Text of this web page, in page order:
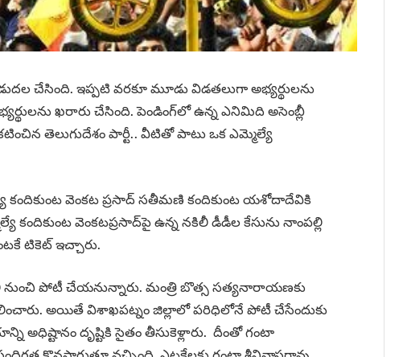
చేసింది. ఇప్పటి వరకూ మూడు విడతలుగా అభ్యర్థులను
ఖరారు చేసింది. పెండింగ్‌లో ఉన్న ఎనిమిది అసెంబ్లీ
తెలుగుదేశం పార్టీ.. వీటితో పాటు ఒక ఎమ్మెల్యే
వెంకట ప్రసాద్ సతీమణి కందికుంట యశోదాదేవికి
వెంకటప్రసాద్‌పై ఉన్న నకిలీ డీడీల కేసును నాంపల్లి
టికెట్ ఇచ్చారు.
పోటీ చేయనున్నారు. మంత్రి బొత్స సత్యనారాయణకు
అయితే విశాఖపట్నం జిల్లాలో పరిధిలోనే పోటీ చేసేందుకు
అధిష్టానం దృష్టికి సైతం తీసుకెళ్లారు. దీంతో గంటా